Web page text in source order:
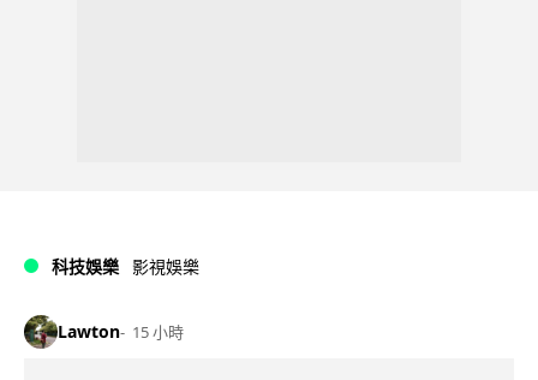
科技娛樂 影視娛樂
Lawton 15 小時